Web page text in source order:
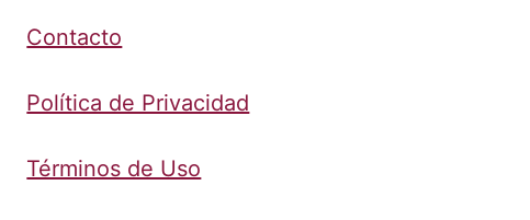
Contacto
Política de Privacidad
Términos de Uso